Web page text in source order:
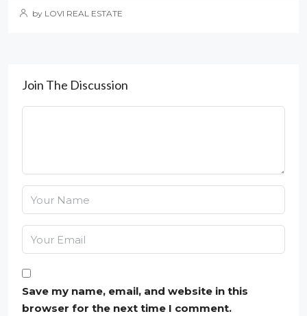
by LOVI REAL ESTATE
Join The Discussion
Save my name, email, and website in this
browser for the next time I comment.